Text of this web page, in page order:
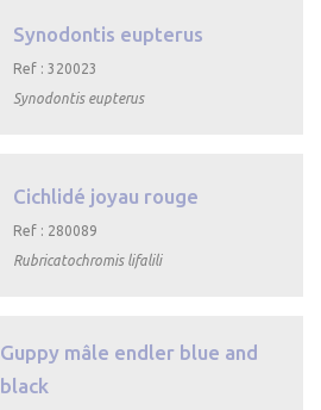
Synodontis eupterus
Ref : 320023
Synodontis eupterus
Cichlidé joyau rouge
Ref : 280089
Rubricatochromis lifalili
Guppy mâle endler blue and
black